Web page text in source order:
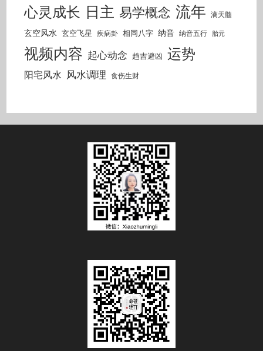
心灵成长 日主 易学概念 流年 滴天髓
玄空风水 玄空飞星 疾病卦 相同八字 纳音 纳音五行 胎元
视频内容 起心动念 趋吉避凶 运势
阳宅风水 风水调理 食伤生财